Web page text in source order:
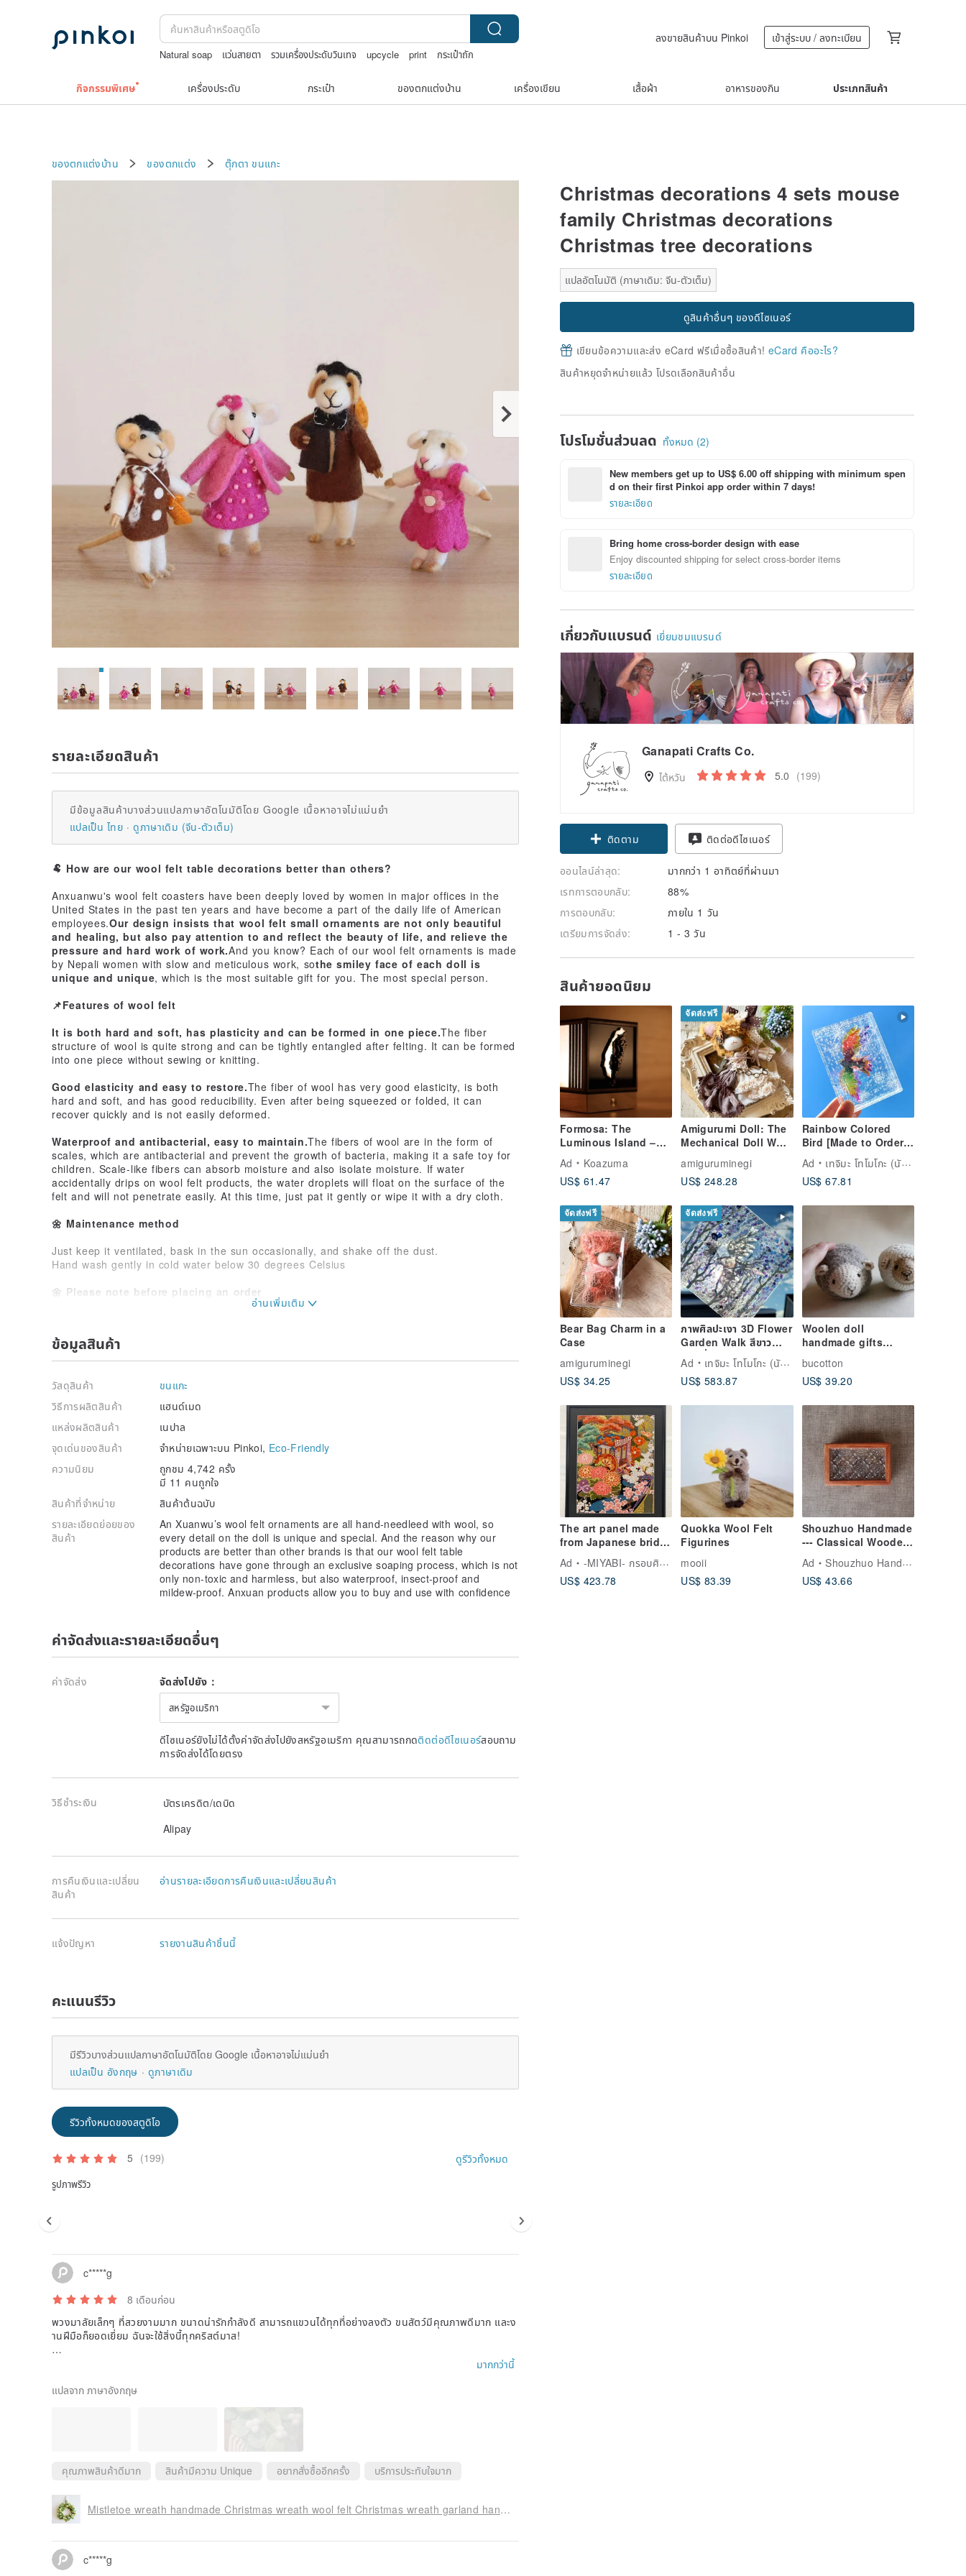
Natural soap แว่นสายตา รวมเครื่องประดับวินเทจ upcycle print
กระเป๋าถัก
ลงขายสินค้าบน Pinkoi เข้าสู่ระบบ / ลงทะเบียน
กิจกรรมพิเศษ เครื่องประดับ กระเป๋า ของตกแต่งบ้าน เครื่องเขียน เสื้อผ้า อาหารของกิน ประเภทสินค้า
ของตกแต่งบ้าน ของตกแต่ง ตุ๊กตา ขนแกะ
Christmas decorations 4 sets mouse
family Christmas decorations
Christmas tree decorations
แปลอัตโนมัติ (ภาษาเดิม: จีน-ตัวเต็ม)
ดูสินค้าอื่นๆ ของดีไซเนอร์
เขียนข้อความและส่ง eCard ฟรีเมื่อซื้อสินค้า! eCard คืออะไร?
สินค้าหยุดจำหน่ายแล้ว โปรดเลือกสินค้าอื่น
โปรโมชั่นส่วนลด ทั้งหมด (2)
New members get up to US$ 6.00 off shipping with minimum spen
d on their first Pinkoi app order within 7 days!
รายละเอียด
Bring home cross-border design with ease
Enjoy discounted shipping for select cross-border items
รายละเอียด
เกี่ยวกับแบรนด์ เยี่ยมชมแบรนด์
Ganapati Crafts Co.
ไต้หวัน 5.0 (199)
ติดตาม ติดต่อดีไซเนอร์
ออนไลน์ล่าสุด:
มากกว่า 1 อาทิตย์ที่ผ่านมา
เรทการตอบกลับ:
88%
การตอบกลับ:
ภายใน 1 วัน
เตรียมการจัดส่ง:
1 - 3 วัน
สินค้ายอดนิยม
Formosa: The
Luminous Island –
Light
Ad
Koazuma
US$ 61.47
จัดส่งฟรี
Amigurumi Doll: The
Mechanical Doll Who
amiguruminegi
US$ 248.28
Rainbow Colored
Bird [Made to Order]
Transparent,
Beautiful, Cute
Ad
เทจิมะ โทโมโกะ (นักวาดภาพสีรุ้งจากฮอกไกโด)
US$ 67.81
จัดส่งฟรี
Bear Bag Charm in a
Case
amiguruminegi
US$ 34.25
จัดส่งฟรี
ภาพศิลปะเงา 3D Flower
Garden Walk สีขาว
แบบสั่งทำ
Ad
เทจิมะ โทโมโกะ (นักวาดภาพสีรุ้งจากฮอกไกโด)
US$ 583.87
Woolen doll
handmade gifts
home/office
decoration corner
decoration
bleating
bucotton
US$ 39.20
The art panel made
from Japanese bride
Kimono Cherry
Blossoms 114 抽象
花卉画 喬遷 縁起物
Ad
-MIYABI- กรอบศิลป์กิโมโน
US$ 423.78
Quokka Wool Felt
Figurines
mooii
US$ 83.39
Shouzhuo Handmade
--- Classical Wooden
Boxes / Limited
Handcrafts / Custom
Furniture
Ad
Shouzhuo Handmade
US$ 43.66
รายละเอียดสินค้า
มีข้อมูลสินค้าบางส่วนแปลภาษาอัตโนมัติโดย Google เนื้อหาอาจไม่แม่นยำ
แปลเป็น ไทย
ดูภาษาเดิม (จีน-ตัวเต็ม)
🐏 How are our wool felt table decorations better than others?
Anxuanwu's wool felt coasters have been deeply loved by women in major offices in the
United States in the past ten years and have become a part of the daily life of American
employees.Our design insists that wool felt small ornaments are not only beautiful
and healing, but also pay attention to and reflect the beauty of life, and relieve the
pressure and hard work of work.And you know? Each of our wool felt ornaments is made
by Nepali women with slow and meticulous work, sothe smiley face of each doll is
unique and unique, which is the most suitable gift for you. The most special person.
📌Features of wool felt
It is both hard and soft, has plasticity and can be formed in one piece.The fiber
structure of wool is quite strong and can be tightly entangled after felting. It can be formed
into one piece without sewing or knitting.
Good elasticity and easy to restore.The fiber of wool has very good elasticity, is both
hard and soft, and has good reducibility. Even after being squeezed or folded, it can
recover quickly and is not easily deformed.
Waterproof and antibacterial, easy to maintain.The fibers of wool are in the form of
scales, which are antibacterial and prevent the growth of bacteria, making it a safe toy for
children. Scale-like fibers can absorb moisture and also isolate moisture. If water
accidentally drips on wool felt products, the water droplets will float on the surface of the
felt and will not penetrate easily. At this time, just pat it gently or wipe it with a dry cloth.
🌼 Maintenance method
Just keep it ventilated, bask in the sun occasionally, and shake off the dust.
Hand wash gently in cold water below 30 degrees Celsius
🌼 Please note before placing an order
about 1 - 3 cm in size.
Mom and Dad Mouse: 3" x 3" x 6" (8 x 8 x 16 cm)
Mouse Brother and Sister: 3" x 1.5" x 5" (8 x 4 x 13 cm)
ข้อมูลสินค้า
วัสดุสินค้า
ขนแกะ
วิธีการผลิตสินค้า
แฮนด์เมด
แหล่งผลิตสินค้า
เนปาล
จุดเด่นของสินค้า
จำหน่ายเฉพาะบน Pinkoi, Eco-Friendly
ความนิยม
ถูกชม 4,742 ครั้ง
มี 11 คนถูกใจ
สินค้าที่จำหน่าย
สินค้าต้นฉบับ
รายละเอียดย่อยของ
สินค้า
An Xuanwu’s wool felt ornaments are all hand-needleed with wool, so
every detail on the doll is unique and special. And the reason why our
products are better than other brands is that our wool felt table
decorations have gone through an exclusive soaping process, which is not
only non-toxic and harmless, but also waterproof, insect-proof and
mildew-proof. Anxuan products allow you to buy and use with confidence
ค่าจัดส่งและรายละเอียดอื่นๆ
ค่าจัดส่ง จัดส่งไปยัง：
สหรัฐอเมริกา
ดีไซเนอร์ยังไม่ได้ตั้งค่าจัดส่งไปยังสหรัฐอเมริกา คุณสามารถกดติดต่อดีไซเนอร์สอบถาม
การจัดส่งได้โดยตรง
วิธีชำระเงิน
บัตรเครดิต/เดบิด
Alipay
การคืนเงินและเปลี่ยน
สินค้า
อ่านรายละเอียดการคืนเงินและเปลี่ยนสินค้า
แจ้งปัญหา รายงานสินค้าชิ้นนี้
คะแนนรีวิว
มีรีวิวบางส่วนแปลภาษาอัตโนมัติโดย Google เนื้อหาอาจไม่แม่นยำ
แปลเป็น อังกฤษ
ดูภาษาเดิม
รีวิวทั้งหมดของสตูดิโอ
5 (199) ดูรีวิวทั้งหมด
รูปภาพรีวิว
c*****g
8 เดือนก่อน
พวงมาลัยเล็กๆ ที่สวยงามมาก ขนาดน่ารักกำลังดี สามารถแขวนได้ทุกที่อย่างลงตัว ขนสัตว์มีคุณภาพดีมาก และง
านฝีมือก็ยอดเยี่ยม ฉันจะใช้สิ่งนี้ทุกคริสต์มาส!
มากกว่านี้
แปลจาก ภาษาอังกฤษ
คุณภาพสินค้าดีมาก สินค้ามีความ Unique อยากสั่งซื้ออีกครั้ง บริการประทับใจมาก
Mistletoe wreath handmade Christmas wreath wool felt Christmas wreath garland hanging decoration Christmas decoration
c*****g